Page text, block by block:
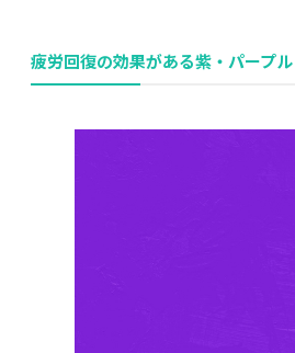
疲労回復の効果がある紫・パープル